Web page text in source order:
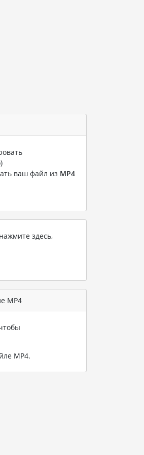
ваш файл из MP4
здесь,
MP4
MP4.